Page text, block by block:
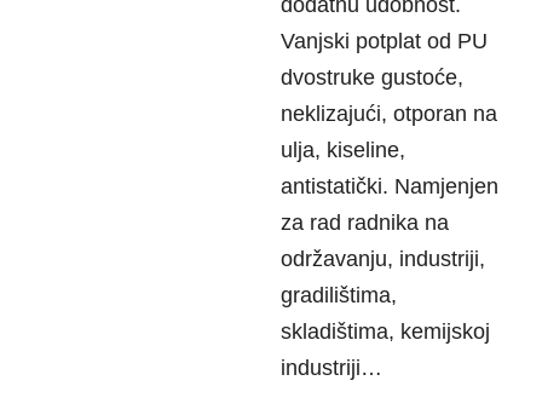
dodatnu udobnost.
Vanjski potplat od PU
dvostruke gustoće,
neklizajući, otporan na
ulja, kiseline,
antistatički. Namjenjen
za rad radnika na
održavanju, industriji,
gradilištima,
skladištima, kemijskoj
industriji…